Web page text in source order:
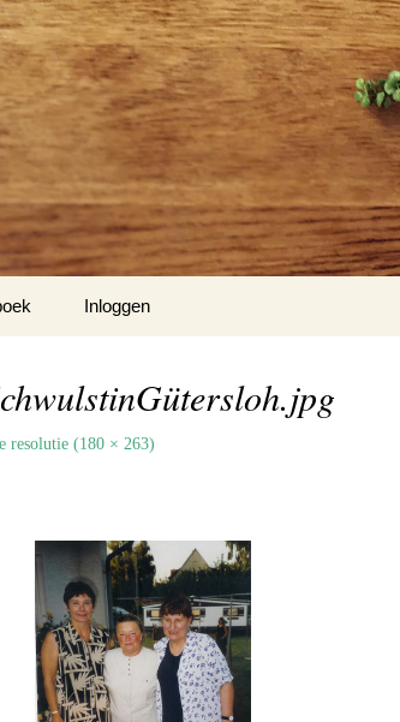
Inloggen
resolutie (180 × 263)